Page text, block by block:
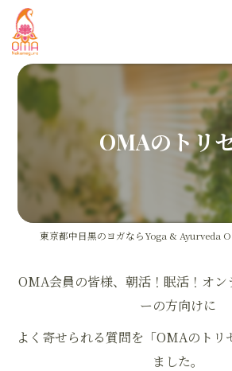
OMAのトリ
OMA会員の皆様、朝活！眠活！オン
ーの方向けに
よく寄せられる質問を「OMAのトリ
ました。